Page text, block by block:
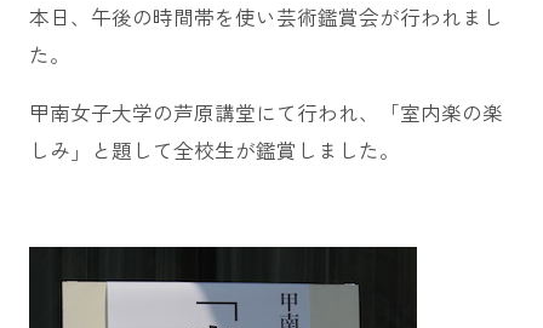
本日、午後の時間帯を使い芸術鑑賞会が行われまし
た。
甲南女子大学の芦原講堂にて行われ、「室内楽の楽
しみ」と題して全校生が鑑賞しました。